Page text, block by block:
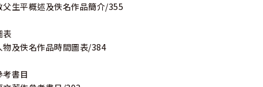
父生平概述及佚名作品簡介/355
表
物及佚名作品時間圖表/384
考書目